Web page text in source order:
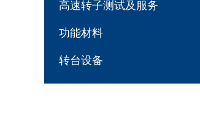
高速转子测试及服务
功能材料
转台设备